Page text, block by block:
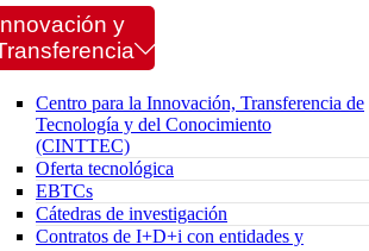
y
Centro para la Innovación, Transferencia de
Tecnología y del Conocimiento
(CINTTEC)
Oferta tecnológica
EBTCs
Cátedras de investigación
Contratos de I+D+i con entidades y